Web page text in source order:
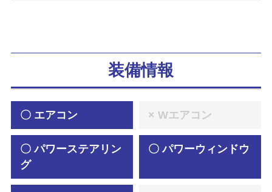
装備情報
〇 エアコン × Wエアコン
〇 パワーステアリン
グ
〇 パワーウィンドウ